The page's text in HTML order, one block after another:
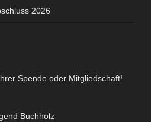
2026
Spende oder Mitgliedschaft!
Buchholz